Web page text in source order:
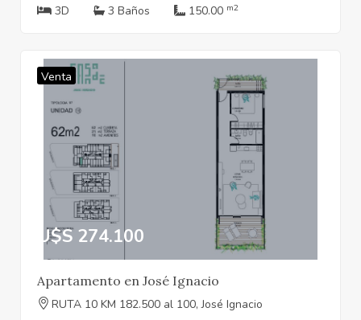
3D
3 Baños 150.00 m2
Venta
U$S 274.100
Apartamento en José Ignacio
RUTA 10 KM 182.500 al 100, José Ignacio